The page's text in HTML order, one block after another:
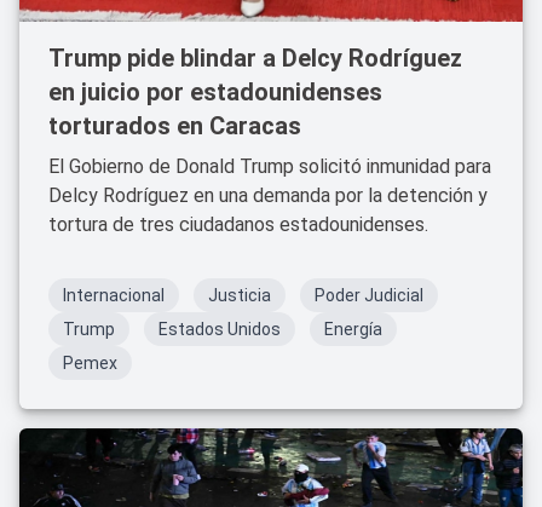
Trump pide blindar a Delcy Rodríguez
en juicio por estadounidenses
torturados en Caracas
El Gobierno de Donald Trump solicitó inmunidad para
Delcy Rodríguez en una demanda por la detención y
tortura de tres ciudadanos estadounidenses.
Internacional Justicia
Poder Judicial
Trump
Estados Unidos
Energía
Pemex